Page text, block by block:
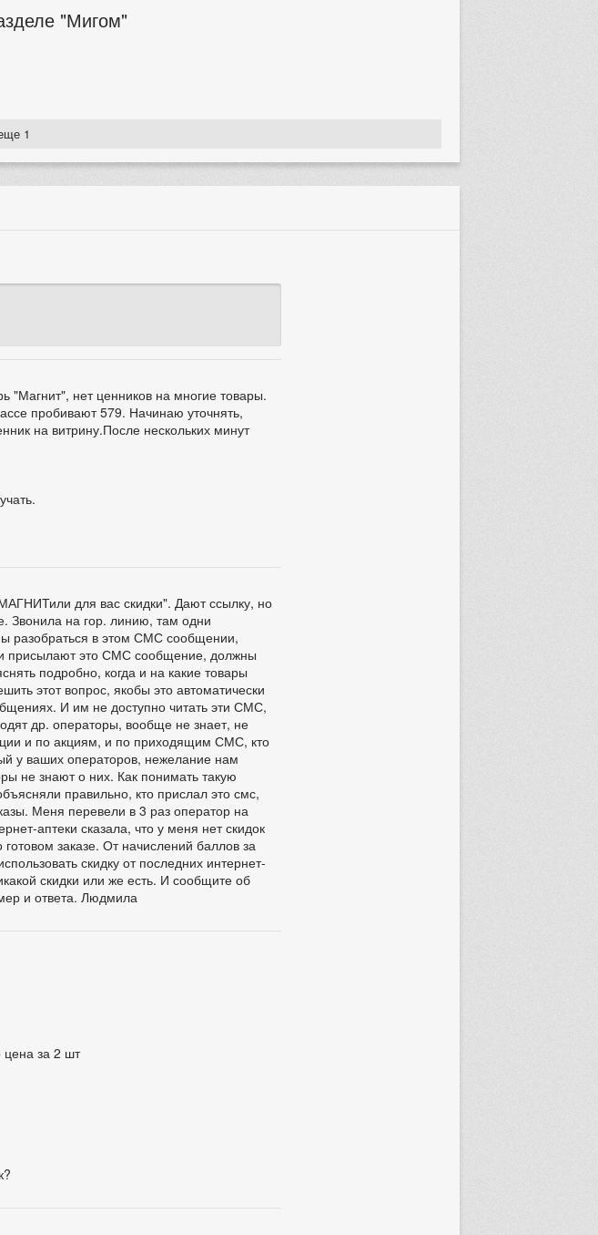
"Мигом"
1
нет ценников на многие товары.
пробивают 579. Начинаю уточнять,
на витрину.После нескольких минут
для вас скидки". Дают ссылку, но
Звонила на гор. линию, там одни
разобраться в этом СМС сообщении,
присылают это СМС сообщение, должны
подробно, когда и на какие товары
этот вопрос, якобы это автоматически
И им не доступно читать эти СМС,
др. операторы, вообще не знает, не
и по акциям, и по приходящим СМС, кто
у ваших операторов, нежелание нам
не знают о них. Как понимать такую
правильно, кто прислал это смс,
Меня перевели в 3 раз оператор на
аптеки сказала, что у меня нет скидок
заказе. От начислений баллов за
скидку от последних интернет-
скидки или же есть. И сообщите об
и ответа. Людмила
цена за 2 шт